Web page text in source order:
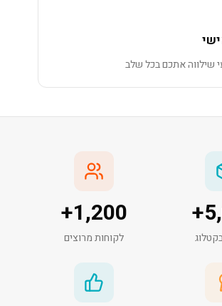
שילווה אתכם בכל שלב
+
1,200
+
לקוחות מרוצים